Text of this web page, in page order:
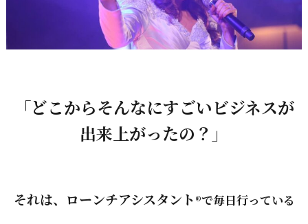
「どこからそんなにすごいビジネスが
出来上がったの？」
それは、ローンチアシスタント ®で毎日行っている